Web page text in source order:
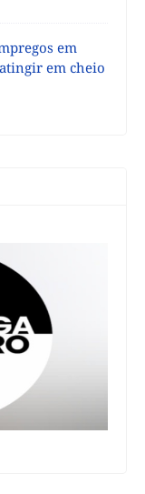
em
em cheio